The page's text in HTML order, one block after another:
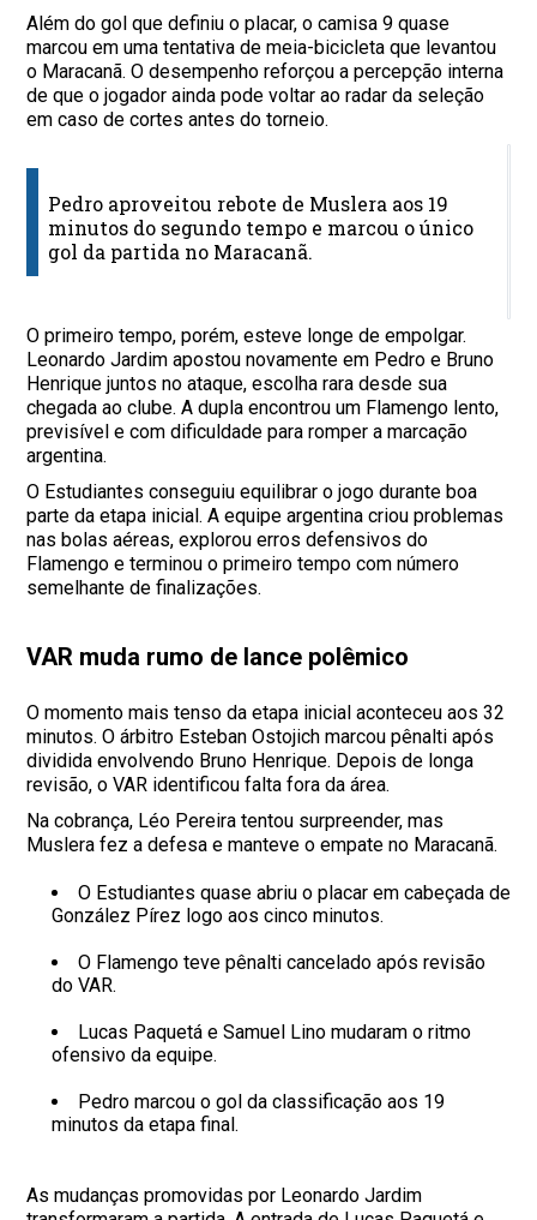
Além do gol que definiu o placar, o camisa 9 quase
marcou em uma tentativa de meia-bicicleta que levantou
o Maracanã. O desempenho reforçou a percepção interna
de que o jogador ainda pode voltar ao radar da seleção
em caso de cortes antes do torneio.
Pedro aproveitou rebote de Muslera aos 19
minutos do segundo tempo e marcou o único
gol da partida no Maracanã.
O primeiro tempo, porém, esteve longe de empolgar.
Leonardo Jardim apostou novamente em Pedro e Bruno
Henrique juntos no ataque, escolha rara desde sua
chegada ao clube. A dupla encontrou um Flamengo lento,
previsível e com dificuldade para romper a marcação
argentina.
O Estudiantes conseguiu equilibrar o jogo durante boa
parte da etapa inicial. A equipe argentina criou problemas
nas bolas aéreas, explorou erros defensivos do
Flamengo e terminou o primeiro tempo com número
semelhante de finalizações.
VAR muda rumo de lance polêmico
O momento mais tenso da etapa inicial aconteceu aos 32
minutos. O árbitro Esteban Ostojich marcou pênalti após
dividida envolvendo Bruno Henrique. Depois de longa
revisão, o VAR identificou falta fora da área.
Na cobrança, Léo Pereira tentou surpreender, mas
Muslera fez a defesa e manteve o empate no Maracanã.
O Estudiantes quase abriu o placar em cabeçada de
González Pírez logo aos cinco minutos.
O Flamengo teve pênalti cancelado após revisão
do VAR.
Lucas Paquetá e Samuel Lino mudaram o ritmo
ofensivo da equipe.
Pedro marcou o gol da classificação aos 19
minutos da etapa final.
As mudanças promovidas por Leonardo Jardim